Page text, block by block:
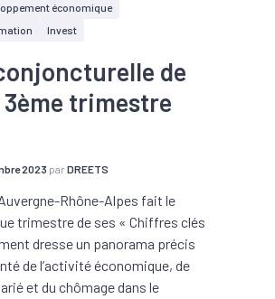
économique
Invest
de
trimestre
2023 par DREETS
Rhône-Alpes fait le
trimestre de ses « Chiffres clés
dresse un panorama précis
de l’activité économique, de
et du chômage dans le